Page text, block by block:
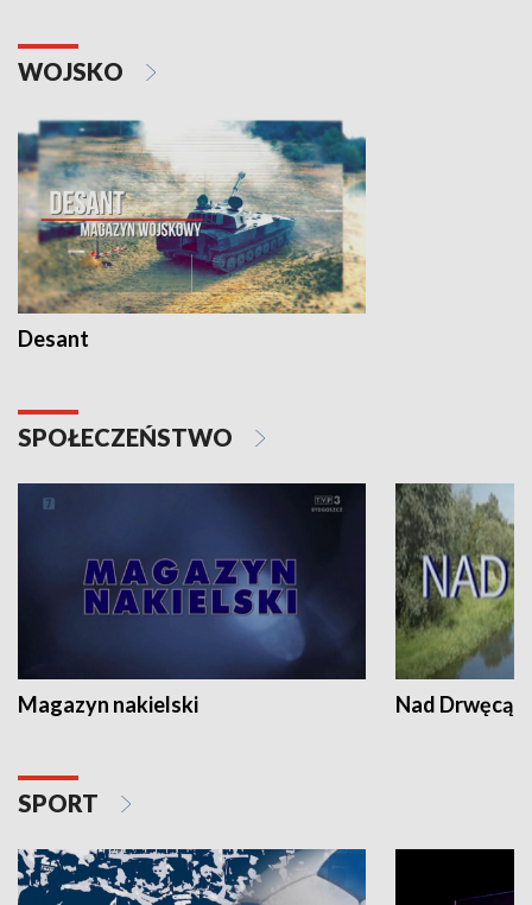
WOJSKO
Desant
SPOŁECZEŃSTWO
Magazyn nakielski Nad Drwęcą
SPORT